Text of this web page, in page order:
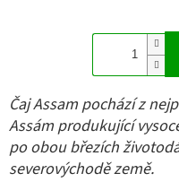
Čaj Assam pochází z
Assám produkující
po obou březích
severovýchodě země.